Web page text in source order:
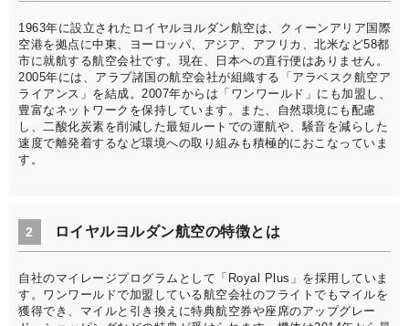
1963年に設立されたロイヤルヨルダン航空は、クィーンアリア国際
空港を拠点に中東、ヨーロッパ、アジア、アフリカ、北米など58都
市に就航する航空会社です。現在、日本への直行便はありません。
2005年には、アラブ諸国の航空会社が組織する「アラベスク航空ア
ライアンス」を結成。2007年からは「ワンワールド」にも加盟し、
豊富なネットワークを保持しています。また、自然環境にも配慮
し、二酸化炭素を削減した最短ルートでの運航や、騒音を減らした
速度で離発着するなど環境への取り組みも積極的におこなっていま
す。
2 ロイヤルヨルダン航空の特徴とは
自社のマイレージプログラムとして「Royal Plus」を採用していま
す。ワンワールドで加盟している航空会社のフライトでもマイルを
獲得でき、マイルと引き換えに特典航空券や座席のアップグレー